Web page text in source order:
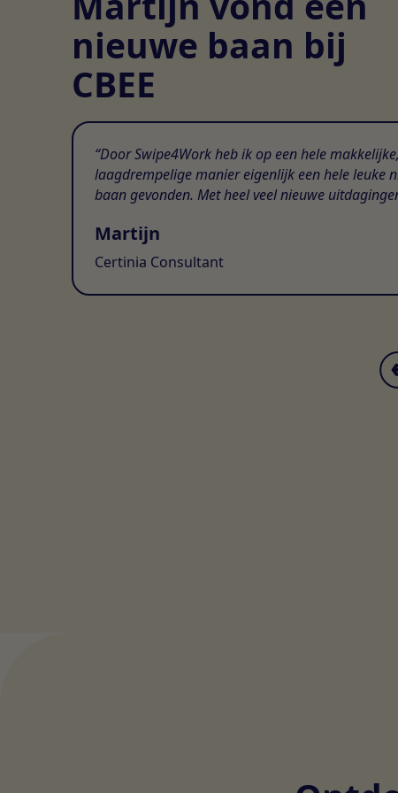
nieuwe baan bij
CBEE
Door Swipe4Work heb ik op een hele makkelijke,
laagdrempelige manier eigenlijk een hele leuke
baan gevonden. Met heel veel nieuwe
Martijn
Certinia Consultant